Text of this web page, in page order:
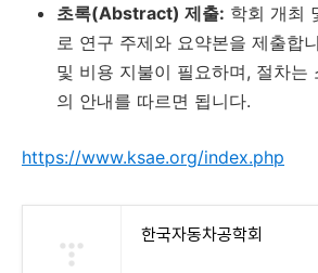
초록(Abstract) 제출: 학회 개최
로 연구 주제와 요약본을 제출합
및 비용 지불이 필요하며, 절차는
의 안내를 따르면 됩니다.
https://www.ksae.org/index.php
한국자동차공학회